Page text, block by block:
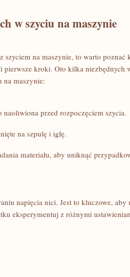
w szyciu na maszynie
​szyciem na maszynie,‌ to⁣ warto poznać
pierwsze kroki. Oto kilka ⁤niezbędnych
na maszynie:
naoliwiona przed ‌rozpoczęciem szycia.
na szpulę i igłę.
materiału, aby uniknąć
napięcia nici. Jest to ⁢kluczowe,⁤ aby⁢
eksperymentuj z różnymi